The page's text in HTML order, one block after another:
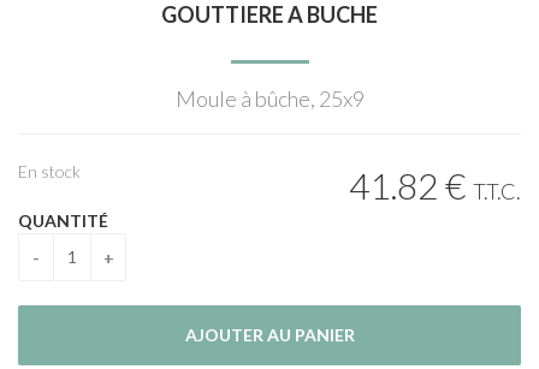
GOUTTIERE A BUCHE
Moule à bûche, 25x9
41.82€ T.T.C.
En stock
QUANTITÉ